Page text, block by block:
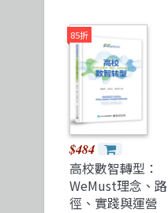
85折
$484
高校數智轉型：
WeMust理念、路
徑、實踐與運營